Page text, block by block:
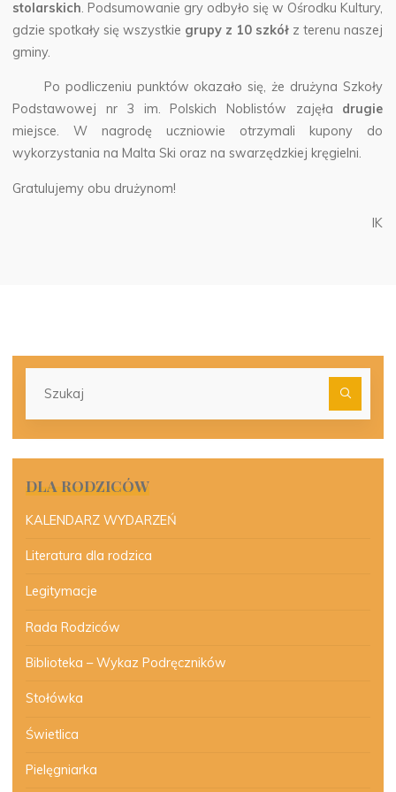
stolarskich. Podsumowanie gry odbyło się w Ośrodku Kultury,
gdzie spotkały się wszystkie grupy z 10 szkół z terenu naszej
gminy.
Po podliczeniu punktów okazało się, że drużyna Szkoły
Podstawowej nr 3 im. Polskich Noblistów zajęła drugie
miejsce. W nagrodę uczniowie otrzymali kupony do
wykorzystania na Malta Ski oraz na swarzędzkiej kręgielni.
Gratulujemy obu drużynom!
IK
DLA RODZICÓW
KALENDARZ WYDARZEŃ
Literatura dla rodzica
Legitymacje
Rada Rodziców
Biblioteka – Wykaz Podręczników
Stołówka
Świetlica
Pielęgniarka